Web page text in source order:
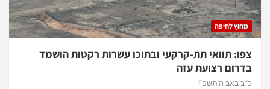
מחוץ לחיפה
צפו: תוואי תת-קרקעי ובתוכו עשרות רקטות הושמד
בדרום רצועת עזה
כ״ב באב ה׳תשפ״ו